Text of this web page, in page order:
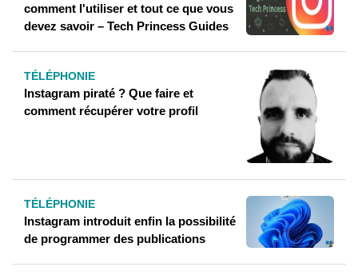
comment l'utiliser et tout ce que vous
devez savoir – Tech Princess Guides
TÉLÉPHONIE
Instagram piraté ? Que faire et
comment récupérer votre profil
TÉLÉPHONIE
Instagram introduit enfin la possibilité
de programmer des publications